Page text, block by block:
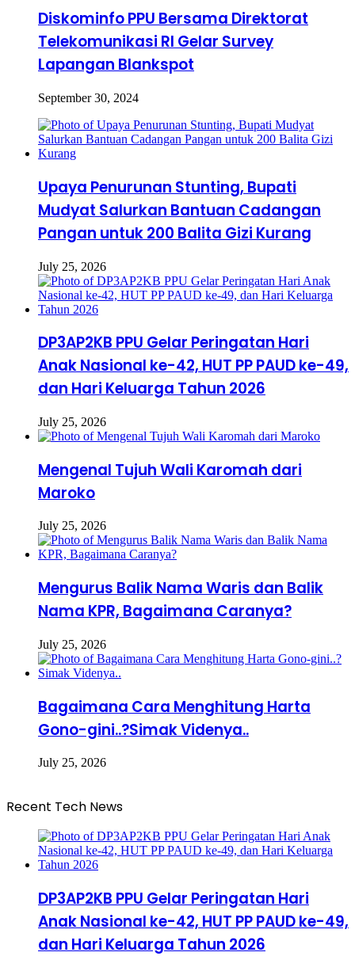
Diskominfo PPU Bersama Direktorat
Telekomunikasi RI Gelar Survey
Lapangan Blankspot
September 30, 2024
Upaya Penurunan Stunting, Bupati
Mudyat Salurkan Bantuan Cadangan
Pangan untuk 200 Balita Gizi Kurang
July 25, 2026
DP3AP2KB PPU Gelar Peringatan Hari
Anak Nasional ke-42, HUT PP PAUD ke-49,
dan Hari Keluarga Tahun 2026
July 25, 2026
Mengenal Tujuh Wali Karomah dari
Maroko
July 25, 2026
Mengurus Balik Nama Waris dan Balik
Nama KPR, Bagaimana Caranya?
July 25, 2026
Bagaimana Cara Menghitung Harta
Gono-gini..?Simak Videnya..
July 25, 2026
Recent Tech News
DP3AP2KB PPU Gelar Peringatan Hari
Anak Nasional ke-42, HUT PP PAUD ke-49,
dan Hari Keluarga Tahun 2026